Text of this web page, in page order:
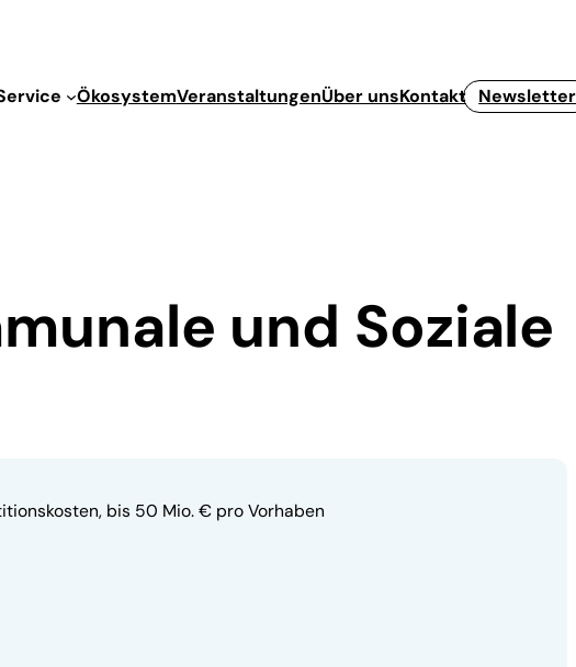
ÖkosystemVeranstaltungenÜber unsKontakt Newsletter
und Soziale
bis 50 Mio. € pro Vorhaben